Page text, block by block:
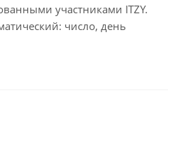
участниками ITZY.
число, день